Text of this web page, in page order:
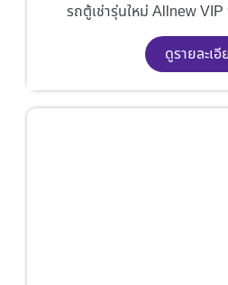
รถตู้เช่ารุ่นใหม่ Allnew
ดูรายละเ